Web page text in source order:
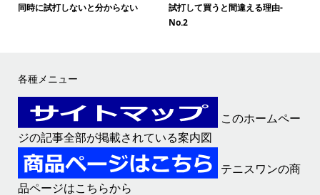
同時に試打しないと分からない
試打して買うと間違える理由-
No.2
各種メニュー
このホームペー
ジの記事全部が掲載されている案内図
テニスワンの商
品ページはこちらから